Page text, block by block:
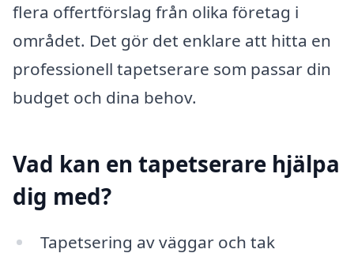
flera offertförslag från olika företag i
området. Det gör det enklare att hitta en
professionell tapetserare som passar din
budget och dina behov.
Vad kan en tapetserare hjälpa
dig med?
Tapetsering av väggar och tak